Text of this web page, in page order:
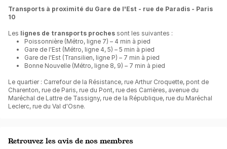
Transports à proximité du Gare de l'Est - rue de Paradis - Paris
10
Les lignes de transports proches sont les suivantes :
Poissonnière (Métro, ligne 7) – 4 min à pied
Gare de l'Est (Métro, ligne 4, 5) – 5 min à pied
Gare de l'Est (Transilien, ligne P) – 7 min à pied
Bonne Nouvelle (Métro, ligne 8, 9) – 7 min à pied
Le quartier : Carrefour de la Résistance, rue Arthur Croquette, pont de
Charenton, rue de Paris, rue du Pont, rue des Carrières, avenue du
Maréchal de Lattre de Tassigny, rue de la République, rue du Maréchal
Leclerc, rue du Val d'Osne.
Retrouvez les avis de nos membres